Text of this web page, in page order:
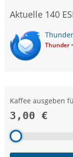
Aktuelle 140
Thunder
Kaffee ausgeben
3,00 €